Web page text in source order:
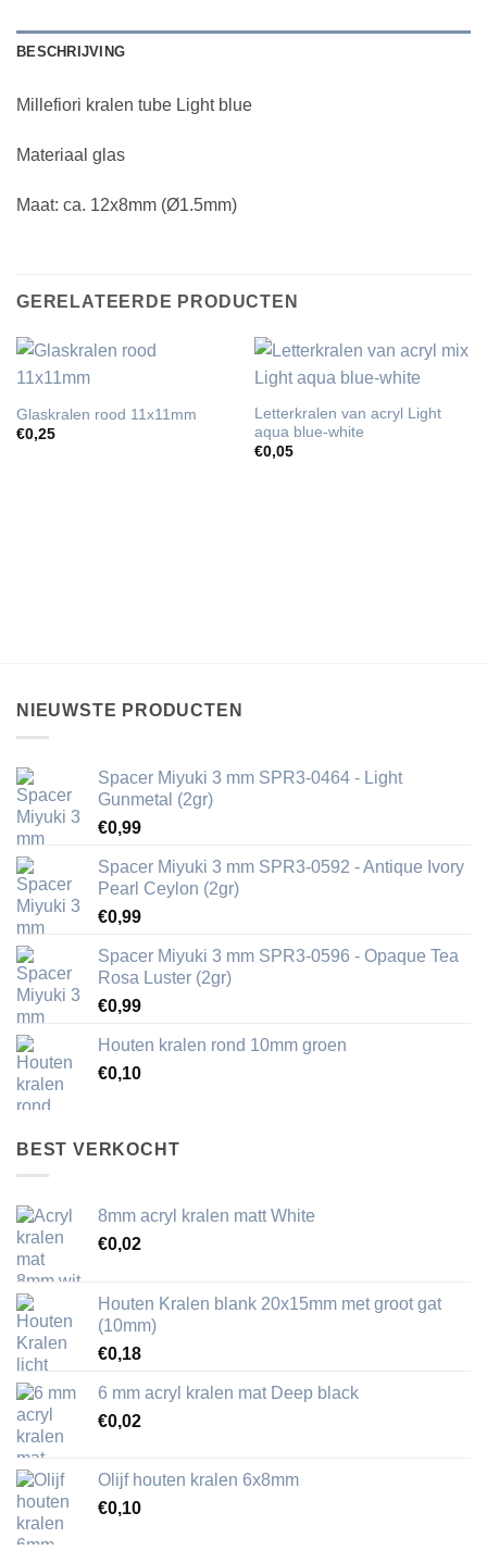
BESCHRIJVING
Millefiori kralen tube Light blue
Materiaal glas
Maat: ca. 12x8mm (Ø1.5mm)
GERELATEERDE PRODUCTEN
Glaskralen rood 11x11mm
€0,25
Letterkralen van acryl Light
aqua blue-white
€0,05
NIEUWSTE PRODUCTEN
Spacer Miyuki 3 mm SPR3-0464 - Light
Gunmetal (2gr)
€0,99
Spacer Miyuki 3 mm SPR3-0592 - Antique Ivory
Pearl Ceylon (2gr)
€0,99
Spacer Miyuki 3 mm SPR3-0596 - Opaque Tea
Rosa Luster (2gr)
€0,99
Houten kralen rond 10mm groen
€0,10
BEST VERKOCHT
8mm acryl kralen matt White
€0,02
Houten Kralen blank 20x15mm met groot gat
(10mm)
€0,18
6 mm acryl kralen mat Deep black
€0,02
Olijf houten kralen 6x8mm
€0,10